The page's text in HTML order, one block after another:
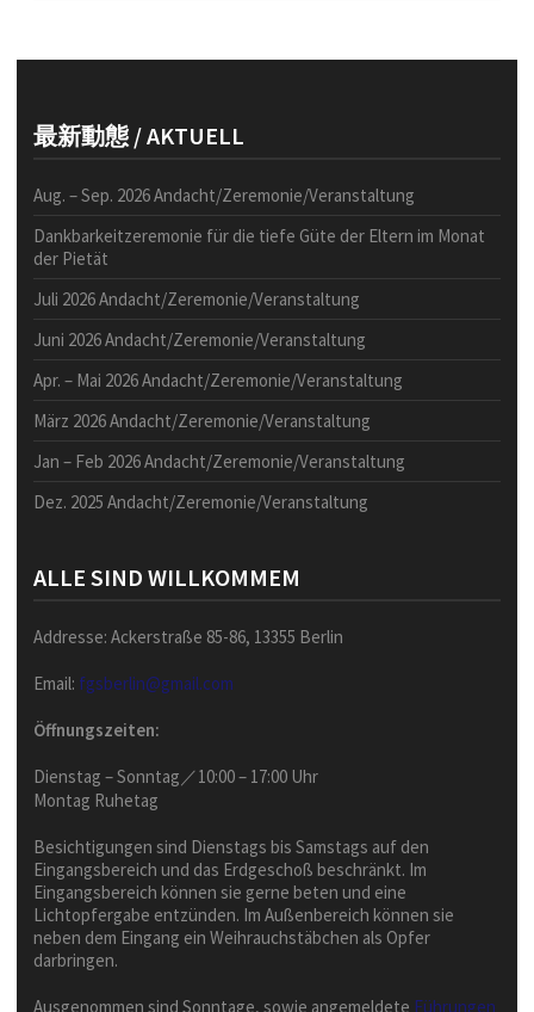
最新動態 / AKTUELL
Aug. – Sep. 2026 Andacht/Zeremonie/Veranstaltung
Dankbarkeitzeremonie für die tiefe Güte der Eltern im Monat
der Pietät
Juli 2026 Andacht/Zeremonie/Veranstaltung
Juni 2026 Andacht/Zeremonie/Veranstaltung
Apr. – Mai 2026 Andacht/Zeremonie/Veranstaltung
März 2026 Andacht/Zeremonie/Veranstaltung
Jan – Feb 2026 Andacht/Zeremonie/Veranstaltung
Dez. 2025 Andacht/Zeremonie/Veranstaltung
ALLE SIND WILLKOMMEM
Addresse: Ackerstraße 85-86, 13355 Berlin
Email: fgsberlin@gmail.com
Öffnungszeiten:
Dienstag – Sonntag／10:00 – 17:00 Uhr
Montag Ruhetag
Besichtigungen sind Dienstags bis Samstags auf den
Eingangsbereich und das Erdgeschoß beschränkt. Im
Eingangsbereich können sie gerne beten und eine
Lichtopfergabe entzünden. Im Außenbereich können sie
neben dem Eingang ein Weihrauchstäbchen als Opfer
darbringen.
Ausgenommen sind Sonntage, sowie angemeldete Führungen